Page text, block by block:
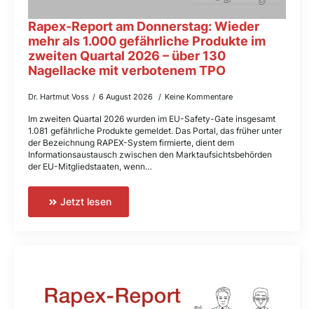
Rapex-Report am Donnerstag: Wieder
mehr als 1.000 gefährliche Produkte im
zweiten Quartal 2026 – über 130
Nagellacke mit verbotenem TPO
Dr. Hartmut Voss 6 August 2026 Keine Kommentare
Im zweiten Quartal 2026 wurden im EU-Safety-Gate insgesamt
1.081 gefährliche Produkte gemeldet. Das Portal, das früher unter
der Bezeichnung RAPEX-System firmierte, dient dem
Informationsaustausch zwischen den Marktaufsichtsbehörden
der EU-Mitgliedstaaten, wenn…
Jetzt lesen